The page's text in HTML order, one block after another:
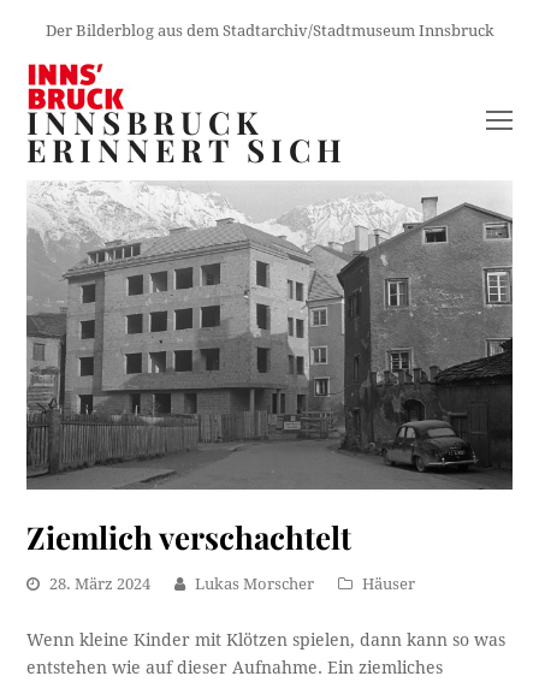
Der Bilderblog aus dem Stadtarchiv/Stadtmuseum Innsbruck
INNSBRUCK
ERINNERT SICH
Ziemlich verschachtelt
28. März 2024 Lukas Morscher Häuser
Wenn kleine Kinder mit Klötzen spielen, dann kann so was
entstehen wie auf dieser Aufnahme. Ein ziemliches